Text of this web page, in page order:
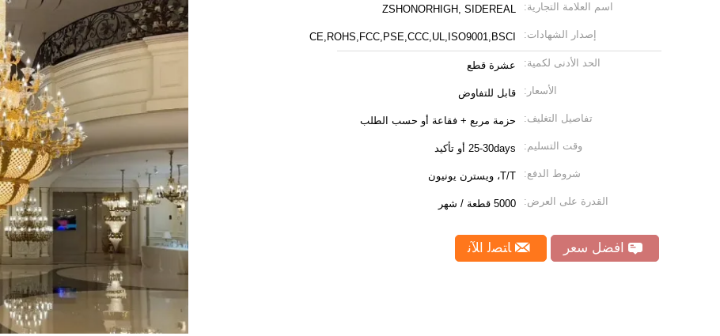
اسم العلامة التجارية: ZSHONORHIGH, SIDEREAL
إصدار الشهادات: CE,ROHS,FCC,PSE,CCC,UL,ISO9001,BSCI
الحد الأدنى لكمية: عشرة قطع
الأسعار: قابل للتفاوض
تفاصيل التغليف: حزمة مربع + فقاعة أو حسب الطلب
وقت التسليم: 25-30days أو تأكيد
شروط الدفع: T/T، ويسترن يونيون
القدرة على العرض: 5000 قطعة / شهر
افضل سعر ﺎﺘﺼﻟ ﺍﻶﻧ